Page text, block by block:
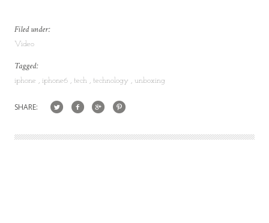
Filed under:
Video
Tagged:
iphone iphone6 tech technology unboxing
SHARE: